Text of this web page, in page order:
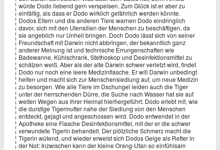
würde Dodo liebend gern verspeisen. Zum Glück ist er aber zu
einfältig, als dass er Dodo wirklich gefährlich werden könnte.
Dodos Eltern und die anderen Tiere warnen Dodo eindringlich
davor, sich mit den Utensilien der Menschen zu beschäftigen, da
sie angeblich nur Unheil bringen. Doch Dodo lässt sich von seiner
Freundschaft mit Darwin nicht abbringen, der bekanntlich ganz
anderer Meinung ist und technische Errungenschaften wie
Badewanne, Kühlschrank, Stethoskop und Desinfektionsmittel zu
schätzen weiß. Aber als der alte Darwin schwer verletzt wird, findet
Dodo nur noch eine leere Medizinflasche. Er will Darwin unbedingt
helfen und macht sich zur Menschensiedlung auf, um neue Medizin
zu besorgen. Wie alle Tiere im Dschungel leiden auch die Tiger
unter der herrschenden Dürre, die Suche nach Wasser hat sie auf
weiten Wegen aus ihrer Heimat hierhergeführt. Dodo erlebt mit, wie
die durstige Tigermutter nahe der Siedlung von den Menschen
entdeckt, gejagt und angeschossen wird. Dodo entwendet in der
Apotheke eine Flasche Desinfektionsmittel, mit der er die schwer
verwundete Tigerin behandelt. Der plötzliche Schmerz macht die
Tigerin wütend, und wieder erweist sich Dodos Geige als Retter in
der Not: Inzwischen kann der kleine Orang-Utan so einfühlsam